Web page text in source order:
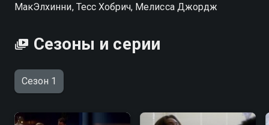
МакЭлхинни, Тесс Хобрич, Мелисса Джордж
Сезоны и серии
Сезон 1